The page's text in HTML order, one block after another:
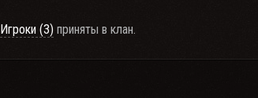
Игроки (3) приняты в клан.